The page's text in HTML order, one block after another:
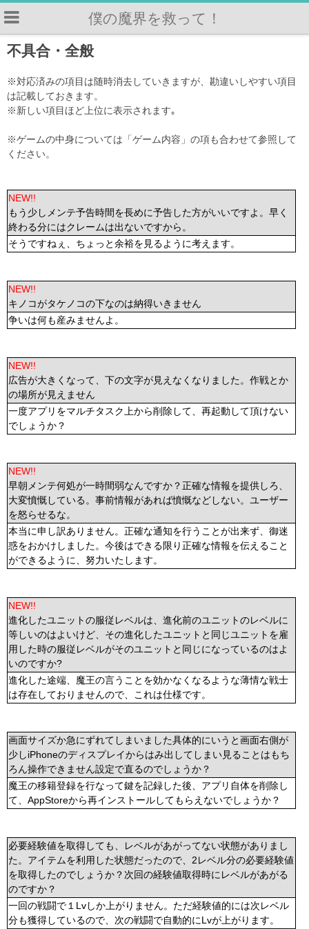
僕の魔界を救って！
不具合・全般
※対応済みの項目は随時消去していきますが、勘違いしやすい項目
は記載しておきます。
※新しい項目ほど上位に表示されます｡
※ゲームの中身については「ゲーム内容」の項も合わせて参照して
ください。
NEW!!
もう少しメンテ予告時間を長めに予告した方がいいですよ。早く
終わる分にはクレームは出ないですから。
そうですねぇ、ちょっと余裕を見るように考えます。
NEW!!
キノコがタケノコの下なのは納得いきません
争いは何も産みませんよ。
NEW!!
広告が大きくなって、下の文字が見えなくなりました。作戦とか
の場所が見えません
一度アプリをマルチタスク上から削除して、再起動して頂けない
でしょうか？
NEW!!
早朝メンテ何処が一時間弱なんですか？正確な情報を提供しろ、
大変憤慨している。事前情報があれば憤慨などしない。ユーザー
を怒らせるな。
本当に申し訳ありません。正確な通知を行うことが出来ず、御迷
惑をおかけしました。今後はできる限り正確な情報を伝えること
ができるように、努力いたします。
NEW!!
進化したユニットの服従レベルは、進化前のユニットのレベルに
等しいのはよいけど、その進化したユニットと同じユニットを雇
用した時の服従レベルがそのユニットと同じになっているのはよ
いのですか?
進化した途端、魔王の言うことを効かなくなるような薄情な戦士
は存在しておりませんので、これは仕様です。
画面サイズか急にずれてしまいました具体的にいうと画面右側が
少しiPhoneのディスプレイからはみ出してしまい見ることはもち
ろん操作できません設定で直るのでしょうか？
魔王の移籍登録を行なって鍵を記録した後、アプリ自体を削除し
て、AppStoreから再インストールしてもらえないでしょうか？
必要経験値を取得しても、レベルがあがってない状態がありまし
た。アイテムを利用した状態だったので、2レベル分の必要経験値
を取得したのでしょうか？次回の経験値取得時にレベルがあがる
のですか？
一回の戦闘で１Lvしか上がりません。ただ経験値的には次レベル
分も獲得しているので、次の戦闘で自動的にLvが上がります。